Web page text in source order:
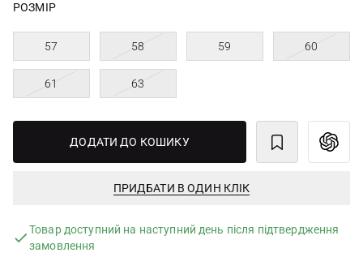
РОЗМІР
57 58 59 60
61 63
ДОДАТИ ДО КОШИКУ
ПРИДБАТИ В ОДИН КЛІК
Товар доступний на наступний день після підтвердження
замовлення